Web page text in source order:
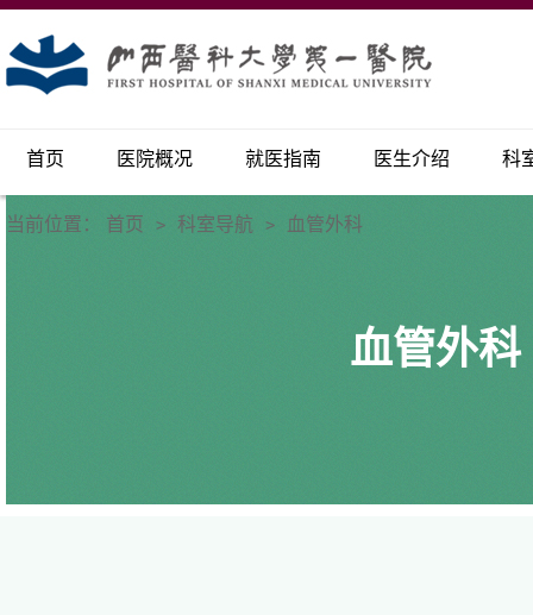
首页 医院概况 就医指南 医生介绍 科
当前位置： 首页 > 科室导航 > 血管外科
血管外科